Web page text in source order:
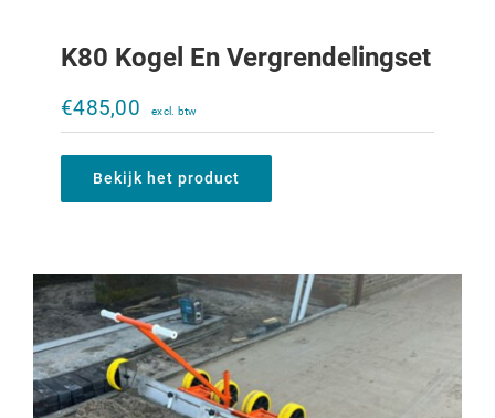
K80 Kogel En Vergrendelingset
€485,00
Bekijk het product
€750,00